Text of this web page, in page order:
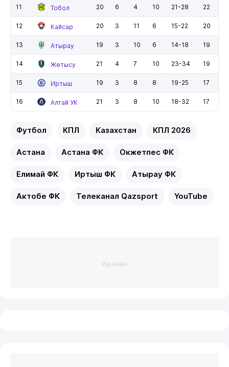
11 Тобол 20 6 4 10 21-28 22
12 Кайсар 20 3 11 6 15-22 20
13 Атырау 19 3 10 6 14-18 19
14 Жетысу 21 4 7 10 23-34 19
15 Иртыш 19 3 8 8 19-25 17
16 Алтай УК 21 3 8 10 18-32 17
Футбол КПЛ Казахстан КПЛ 2026
Астана Астана ФК Окжетпес ФК
Елимай ФК Иртыш ФК Атырау ФК
Актобе ФК Телеканал Qazsport YouTube
РЕКЛАМА